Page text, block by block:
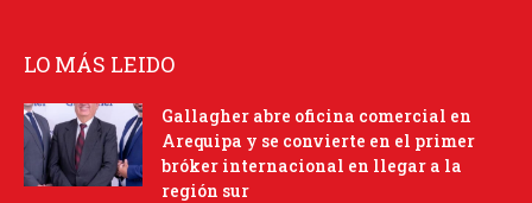
LO MÁS LEIDO
Gallagher abre oficina comercial en
Arequipa y se convierte en el primer
bróker internacional en llegar a la
región sur